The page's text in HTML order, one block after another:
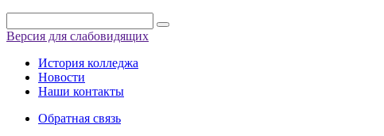
Версия для слабовидящих
История колледжа
Новости
Наши контакты
Обратная связь